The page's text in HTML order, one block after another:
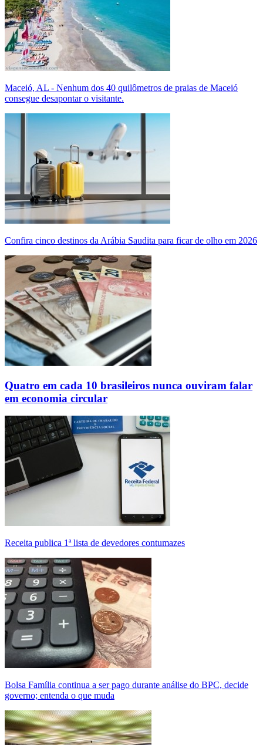
Maceió, AL - Nenhum dos 40 quilômetros de praias de Maceió
consegue desapontar o visitante.
Confira cinco destinos da Arábia Saudita para ficar de olho em 2026
Quatro em cada 10 brasileiros nunca ouviram falar
em economia circular
Receita publica 1ª lista de devedores contumazes
Bolsa Família continua a ser pago durante análise do BPC, decide
governo; entenda o que muda